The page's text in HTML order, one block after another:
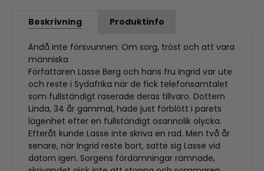
Beskrivning Produktinfo
Ändå inte försvunnen: Om sorg, tröst och att vara
människa
Författaren Lasse Berg och hans fru Ingrid var ute
och reste i Sydafrika när de fick telefonsamtalet
som fullständigt raserade deras tillvaro. Dottern
Linda, 34 år gammal, hade just förblött i parets
lägenhet efter en fullständigt osannolik olycka.
Efteråt kunde Lasse inte skriva en rad. Men två år
senare, när Ingrid reste bort, satte sig Lasse vid
datorn igen. Sorgens fördämningar rämnade,